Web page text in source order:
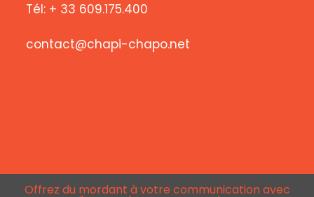
Tél: + 33 609.175.400
contact@chapi-chapo.net
Offrez du mordant à votre communication avec